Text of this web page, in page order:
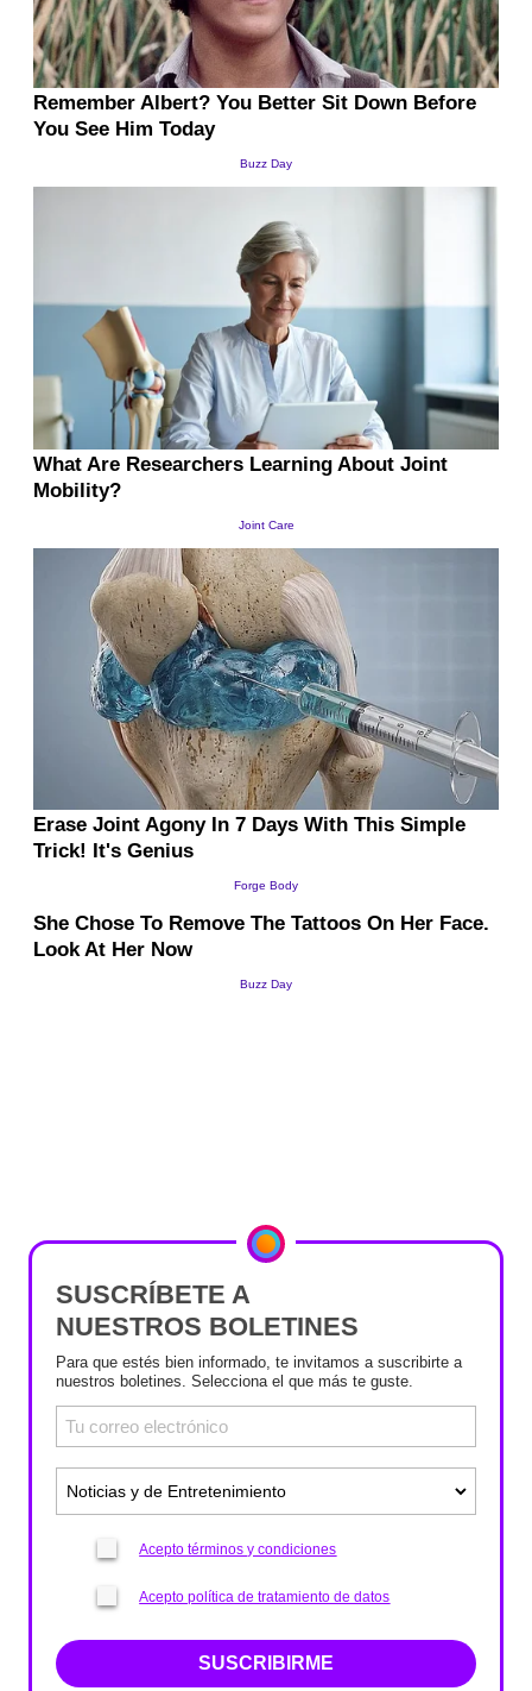
SUSCRÍBETE A
NUESTROS BOLETINES
Para que estés bien informado, te invitamos a suscribirte a
nuestros boletines. Selecciona el que más te guste.
Acepto términos y condiciones
Acepto política de tratamiento de datos
SUSCRIBIRME